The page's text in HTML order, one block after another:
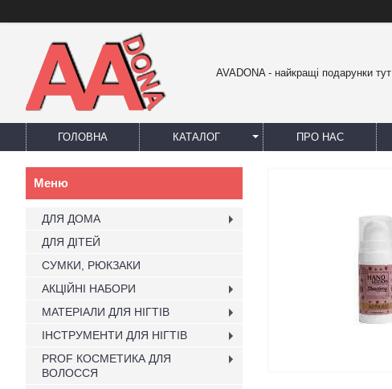
AVADONA - найкращі подарунки тут
ГОЛОВНА КАТАЛОГ ПРО НАС
ДЛЯ ДОМА
ДЛЯ ДІТЕЙ
СУМКИ, РЮКЗАКИ
АКЦІЙНІ НАБОРИ
МАТЕРІАЛИ ДЛЯ НІГТІВ
ІНСТРУМЕНТИ ДЛЯ НІГТІВ
PROF КОСМЕТИКА ДЛЯ
ВОЛОССЯ